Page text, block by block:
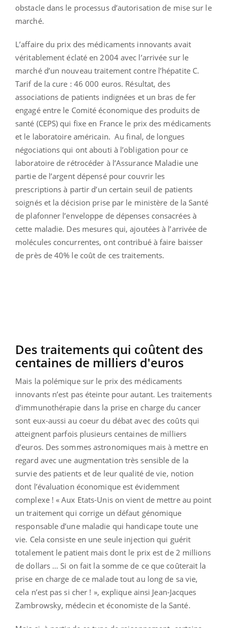
obstacle dans le processus d’autorisation de mise sur le
marché.
L’affaire du prix des médicaments innovants avait
véritablement éclaté en 2004 avec l’arrivée sur le
marché d’un nouveau traitement contre l’hépatite C.
Tarif de la cure : 46 000 euros. Résultat, des
associations de patients indignées et un bras de fer
engagé entre le Comité économique des produits de
santé (CEPS) qui fixe en France le prix des médicaments
et le laboratoire américain. Au final, de longues
négociations qui ont abouti à l’obligation pour ce
laboratoire de rétrocéder à l’Assurance Maladie une
partie de l’argent dépensé pour couvrir les
prescriptions à partir d’un certain seuil de patients
soignés et la décision prise par le ministère de la Santé
de plafonner l’enveloppe de dépenses consacrées à
cette maladie. Des mesures qui, ajoutées à l’arrivée de
molécules concurrentes, ont contribué à faire baisser
de près de 40% le coût de ces traitements.
Des traitements qui coûtent des
centaines de milliers d'euros
Mais la polémique sur le prix des médicaments
innovants n’est pas éteinte pour autant. Les traitements
d’immunothérapie dans la prise en charge du cancer
sont eux-aussi au coeur du débat avec des coûts qui
atteignent parfois plusieurs centaines de milliers
d’euros. Des sommes astronomiques mais à mettre en
regard avec une augmentation très sensible de la
survie des patients et de leur qualité de vie, notion
dont l’évaluation économique est évidemment
complexe ! « Aux Etats-Unis on vient de mettre au point
un traitement qui corrige un défaut génomique
responsable d’une maladie qui handicape toute une
vie. Cela consiste en une seule injection qui guérit
totalement le patient mais dont le prix est de 2 millions
de dollars … Si on fait la somme de ce que coûterait la
prise en charge de ce malade tout au long de sa vie,
cela n’est pas si cher ! », explique ainsi Jean-Jacques
Zambrowsky, médecin et économiste de la Santé.